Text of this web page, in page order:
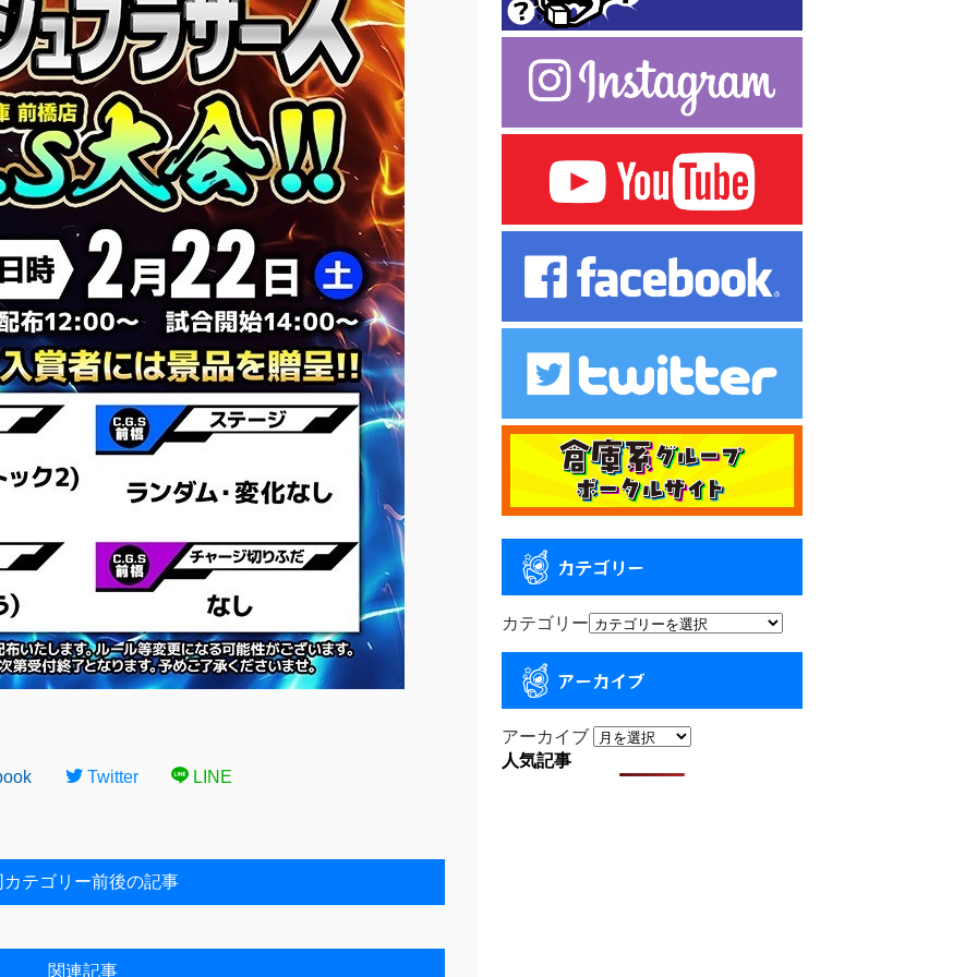
Twitter LINE
カテゴリー前後の記事
関連記事
カテゴリー
カテゴリー
アーカイブ
アーカイブ
人気記事